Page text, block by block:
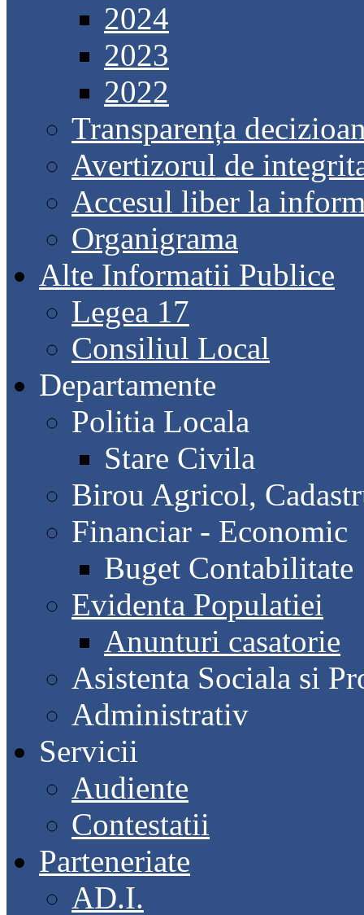
2024
2023
2022
Transparența
Avertizorul de
Accesul liber la
Organigrama
Alte Informatii Publice
Legea 17
Consiliul Local
Departamente
Politia Locala
Stare Civila
Birou Agricol,
Financiar - Economic
Buget Contabilitate
Evidenta Populatiei
Anunturi casatorie
Asistenta Sociala si
Administrativ
Servicii
Audiente
Contestatii
Parteneriate
AD.I.